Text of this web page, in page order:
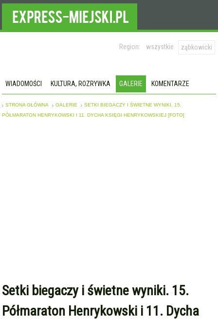
Region: wszystkie ząbkowicki
WIADOMOŚCI KULTURA, ROZRYWKA GALERIE KOMENTARZE
STRONA GŁÓWNA GALERIE
SETKI BIEGACZY I ŚWIETNE WYNIKI. 15.
PÓŁMARATON HENRYKOWSKI I 11. DYCHA KSIĘGI HENRYKOWSKIEJ [FOTO]
Setki biegaczy i świetne wyniki. 15.
Półmaraton Henrykowski i 11. Dycha